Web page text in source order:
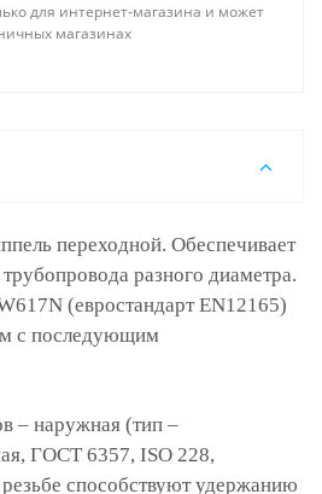
для интернет-магазина и может
магазинах
переходной. Обеспечивает
разного диаметра.
(евростандарт EN12165)
с последующим
– наружная (тип –
ГОСТ 6357, ISO 228,
способствуют удержанию